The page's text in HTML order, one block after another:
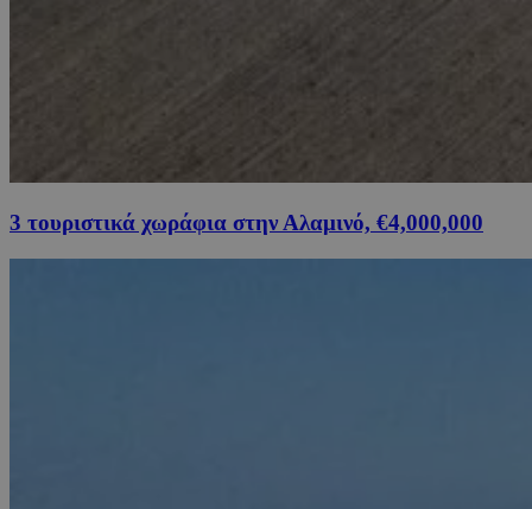
3 τουριστικά χωράφια στην Αλαμινό, €4,000,000